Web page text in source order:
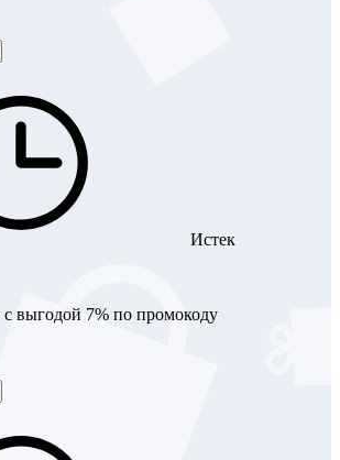
Истек
с выгодой 7% по промокоду